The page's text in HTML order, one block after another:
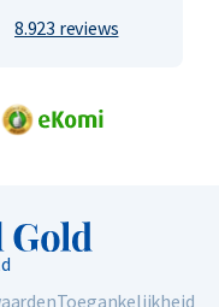
8.923 reviews
Toegankelijkheid